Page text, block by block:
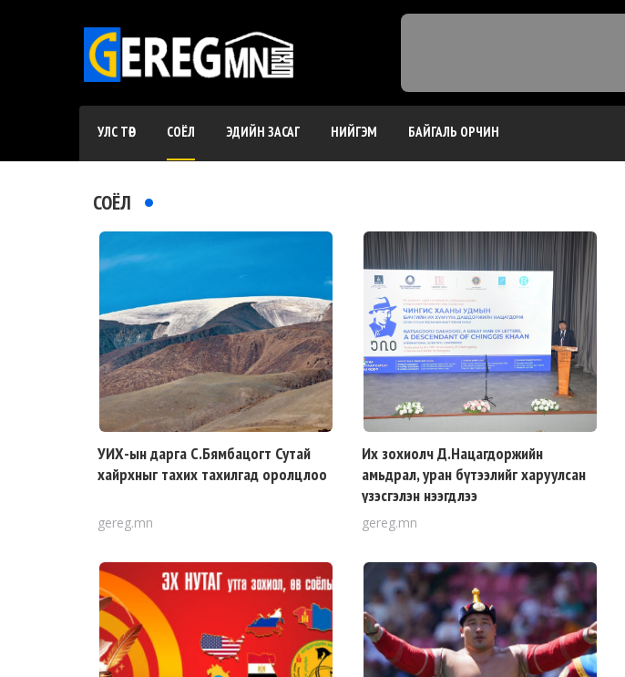
УЛС ТӨР СОЁЛ ЭДИЙН ЗАСАГ НИЙГЭМ БАЙГАЛЬ ОРЧИН
СОЁЛ
УИХ-ын дарга С.Бямбацогт Сутай
хайрхныг тахих тахилгад оролцлоо
gereg.mn
Их зохиолч Д.Нацагдоржийн
амьдрал, уран бүтээлийг харуулсан
үзэсгэлэн нээгдлээ
gereg.mn